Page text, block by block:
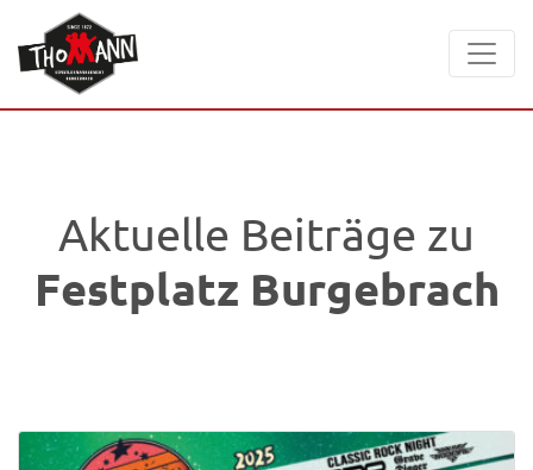
Aktuelle Beiträge zu
Festplatz Burgebrach